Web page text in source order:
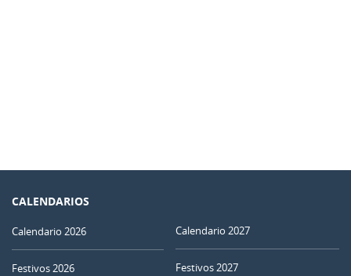
CALENDARIOS
Calendario 2026
Festivos 2026
Calendario 2027
Festivos 2027